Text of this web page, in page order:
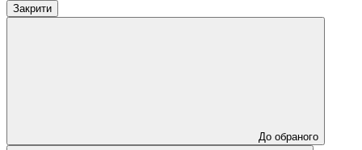
Закрити
До обраного